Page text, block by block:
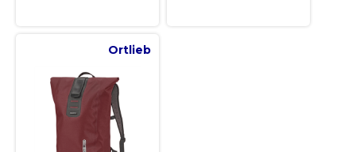
Ortlieb